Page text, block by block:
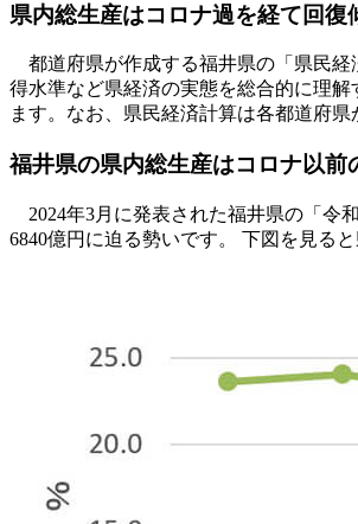
県内総生産はコロナ過を経て回復
都道府県が作成する福井県の「県民経
得水準など県経済の実態を総合的に理
ます。なお、県民経済計算は各都道府県
福井県の県内総生産はコロナ以前
2024年3月に発表された福井県の「令
6840億円に迫る勢いです。 下図を見る